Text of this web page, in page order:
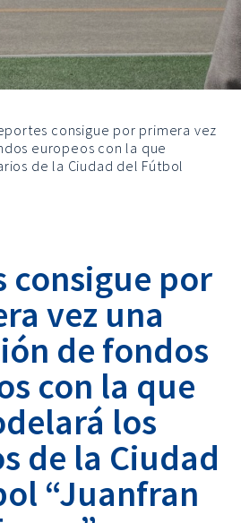
consigue por primera vez
europeos con la que
de la Ciudad del Fútbol
consigue por
vez una
de fondos
con la que
los
de la Ciudad
“Juanfran